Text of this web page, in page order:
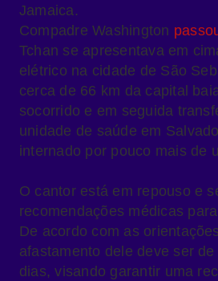
Jamaica.
Compadre Washington
Tchan se apresentava em
elétrico na cidade de São
cerca de 66 km da capital
socorrido e em seguida
unidade de saúde em
internado por pouco mais de
O cantor está em repouso e
recomendações médicas
De acordo com as
afastamento dele deve ser
dias, visando garantir uma